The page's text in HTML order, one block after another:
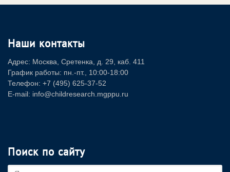
Наши контакты
Адрес: Москва, Сретенка, д. 29, каб. 411
График работы: пн.-пт., 10:00-18:00
Телефон: +7 (495) 625-37-52
E-mail: info@childresearch.mgppu.ru
Поиск по сайту